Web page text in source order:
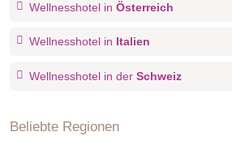
Wellnesshotel in Österreich
Wellnesshotel in Italien
Wellnesshotel in der Schweiz
Beliebte Regionen